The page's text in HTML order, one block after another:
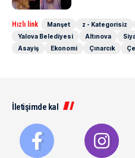
Hızlı link Manşet z - Kategorisiz
Yalova Belediyesi
Altınova
Asayiş
Ekonomi Çınarcık
İletişimde kal